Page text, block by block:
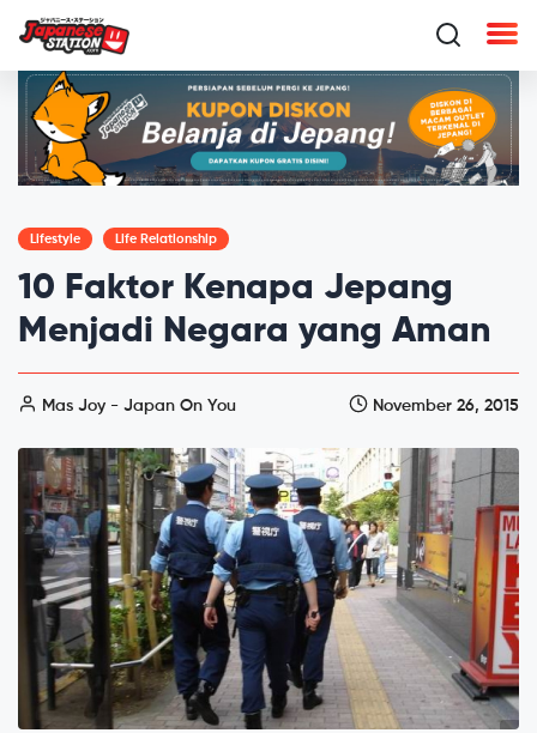
Lifestyle Life Relationship
10 Faktor Kenapa Jepang
Menjadi Negara yang Aman
Mas Joy - Japan On You November 26, 2015